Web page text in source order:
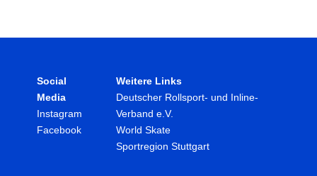
Social
Media
Instagram
Facebook
Weitere Links
Deutscher Rollsport- und Inline-
Verband e.V.
World Skate
Sportregion Stuttgart